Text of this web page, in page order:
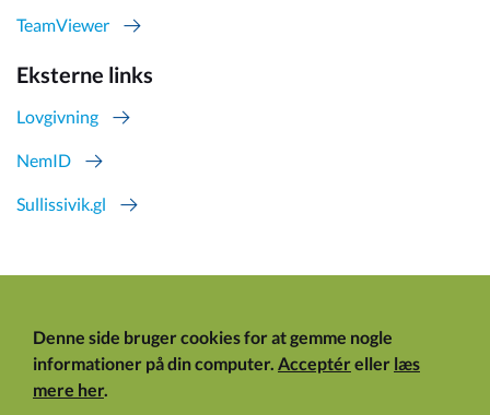
TeamViewer
Eksterne links
Lovgivning
NemID
Sullissivik.gl
Denne side bruger cookies for at gemme nogle
informationer på din computer. Acceptéreller læs
mere her.